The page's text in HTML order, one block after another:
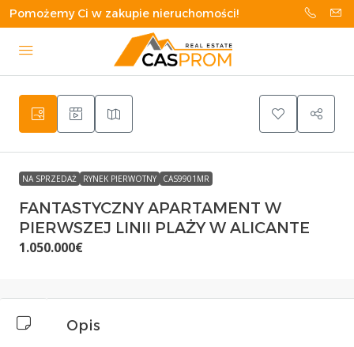
Pomożemy Ci w zakupie nieruchomości!
NA SPRZEDAŻ RYNEK PIERWOTNY CAS9901MR
FANTASTYCZNY APARTAMENT W
PIERWSZEJ LINII PLAŻY W ALICANTE
1.050.000€
Opis